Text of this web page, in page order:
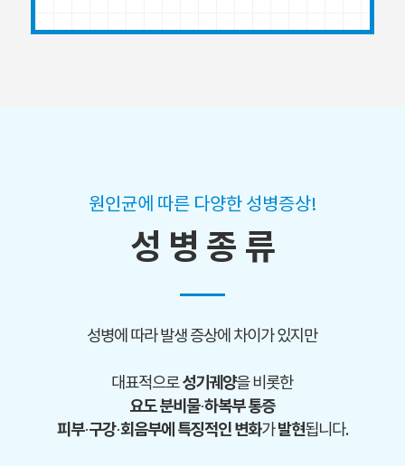
원인균에 따른 다양한 성병증상!
성 병 종 류
성병에 따라 발생 증상에 차이가 있지만
대표적으로성기궤양을 비롯한
요도 분비물·하복부 통증
피부·구강·회음부에 특징적인 변화가발현됩니다.